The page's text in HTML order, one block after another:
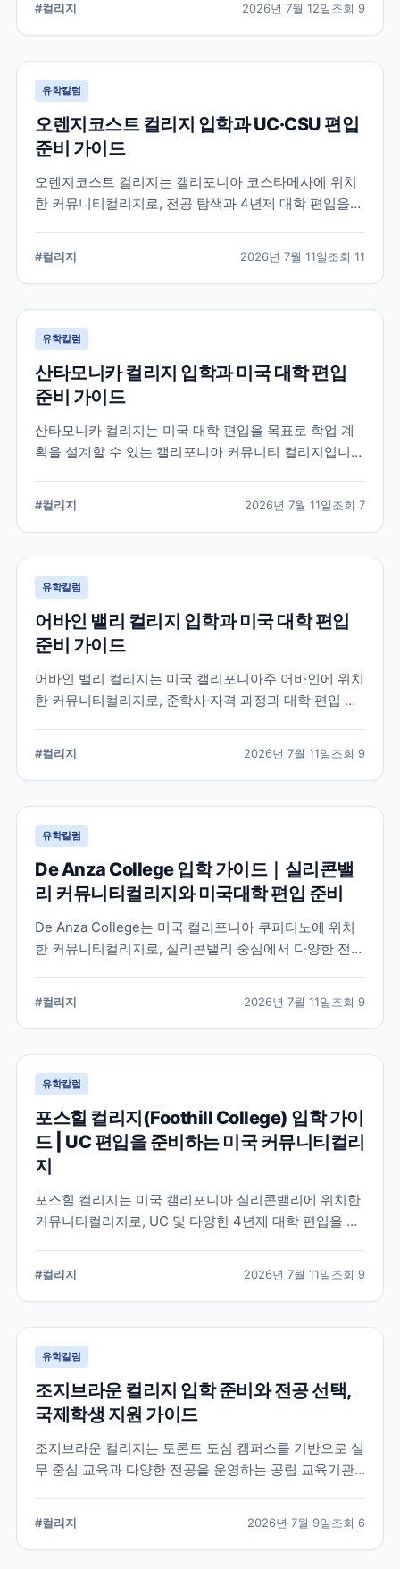
정리했습니다.
#컬리지 2026년 7월 12일조회 9
유학칼럼
오렌지코스트 컬리지 입학과 UC·CSU 편입
준비 가이드
오렌지코스트 컬리지는 캘리포니아 코스타메사에 위치
한 커뮤니티컬리지로, 전공 탐색과 4년제 대학 편입을
#컬리지 2026년 7월 11일조회 11
유학칼럼
산타모니카 컬리지 입학과 미국 대학 편입
준비 가이드
산타모니카 컬리지는 미국 대학 편입을 목표로 학업 계
획을 설계할 수 있는 캘리포니아 커뮤니티 컬리지입니
#컬리지 2026년 7월 11일조회 7
유학칼럼
어바인 밸리 컬리지 입학과 미국 대학 편입
준비 가이드
어바인 밸리 컬리지는 미국 캘리포니아주 어바인에 위치
한 커뮤니티컬리지로, 준학사·자격 과정과 대학 편입 준
#컬리지 2026년 7월 11일조회 9
유학칼럼
De Anza College 입학 가이드｜실리콘밸
리 커뮤니티컬리지와 미국대학 편입 준비
De Anza College는 미국 캘리포니아 쿠퍼티노에 위치
한 커뮤니티컬리지로, 실리콘밸리 중심에서 다양한 전공
으로 정리했습니다.
#컬리지 2026년 7월 11일조회 9
유학칼럼
포스힐 컬리지(Foothill College) 입학 가이
드 | UC 편입을 준비하는 미국 커뮤니티컬리
지
포스힐 컬리지는 미국 캘리포니아 실리콘밸리에 위치한
커뮤니티컬리지로, UC 및 다양한 4년제 대학 편입을 목
으로 입학 준비에 필요한 내용을 정리했습니다.
#컬리지 2026년 7월 11일조회 9
유학칼럼
조지브라운 컬리지 입학 준비와 전공 선택,
국제학생 지원 가이드
조지브라운 컬리지는 토론토 도심 캠퍼스를 기반으로 실
무 중심 교육과 다양한 전공을 운영하는 공립 교육기관
#컬리지 2026년 7월 9일조회 6